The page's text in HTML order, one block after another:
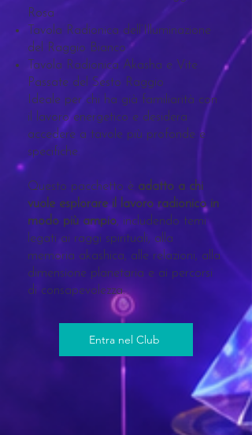
Rosa
Tavola Radionica dell’Illuminazione
del Raggio Bianco
Tavola Radionica Akasha e Vite
Passate del Sesto Raggio
Ideale per chi ha già familiarità con
il lavoro energetico e desidera
accedere a tavole più profonde e
specifiche.
Questo pacchetto è adatto a chi
vuole esplorare il lavoro radionico in
modo più ampio, includendo temi
legati ai raggi spirituali, alla
memoria akashica, alle relazioni, alla
dimensione planetaria e ai percorsi
di consapevolezza.
Entra nel Club